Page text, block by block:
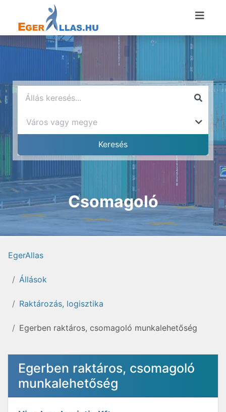
Csomagoló
EgerAllas
Állások
Raktározás, logisztika
Egerben raktáros, csomagoló munkalehetőség
Egerben raktáros, csomagoló
munkalehetőség